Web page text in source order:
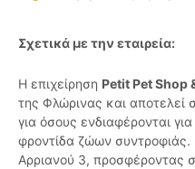
Σχετικά με την εταιρεία:
Η επιχείρηση Petit Pet Shop
της Φλώρινας και αποτελεί
για όσους ενδιαφέρονται
φροντίδα ζώων συντροφιάς.
Αρριανού 3, προσφέροντας